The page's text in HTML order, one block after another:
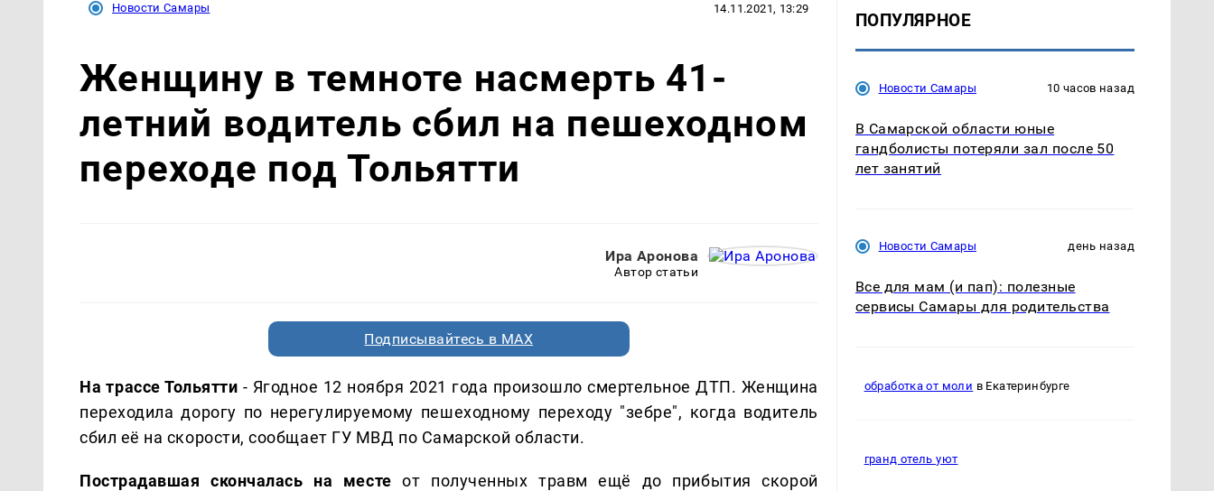
Новости Самары 14.11.2021, 13:29
Женщину в темноте насмерть 41-
летний водитель сбил на пешеходном
переходе под Тольятти
Ира Аронова
Автор статьи
Подписывайтесь в MAX
На трассе Тольятти - Ягодное 12 ноября 2021 года произошло смертельное ДТП. Женщина
переходила дорогу по нерегулируемому пешеходному переходу "зебре", когда водитель
сбил её на скорости, сообщает ГУ МВД по Самарской области.
Пострадавшая скончалась на месте от полученных травм ещё до прибытия скорой
ПОПУЛЯРНОЕ
Новости Самары 10 часов назад
В Самарской области юные
гандболисты потеряли зал после 50
лет занятий
Новости Самары день назад
Все для мам (и пап): полезные
сервисы Самары для родительства
обработка от моли в Екатеринбурге
гранд отель уют